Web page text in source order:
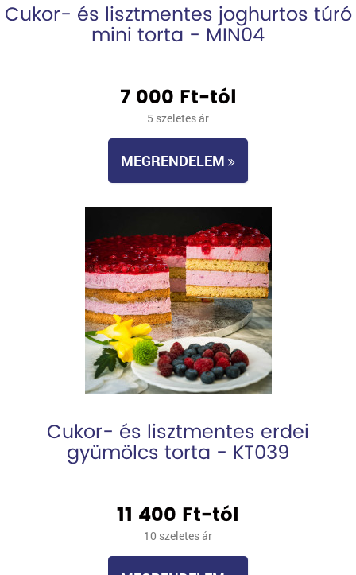
Cukor- és lisztmentes joghurtos túró
mini torta - MIN04
7 000 Ft-tól
5 szeletes ár
MEGRENDELEM
Cukor- és lisztmentes erdei
gyümölcs torta - KT039
11 400 Ft-tól
10 szeletes ár